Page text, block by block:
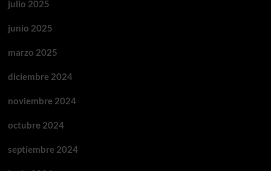
julio 2025
junio 2025
marzo 2025
diciembre 2024
noviembre 2024
octubre 2024
septiembre 2024